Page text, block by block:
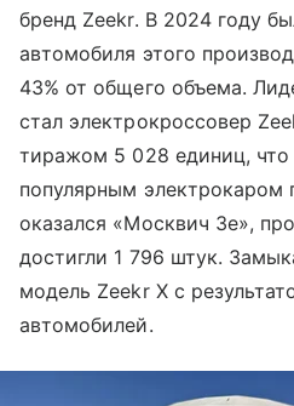
бренд Zeekr. В 2024 году
автомобиля этого
43% от общего объема.
стал электрокроссовер
тиражом 5 028 единиц,
популярным электрокаром
оказался «Москвич 3е»,
достигли 1 796 штук.
модель Zeekr X с
автомобилей.